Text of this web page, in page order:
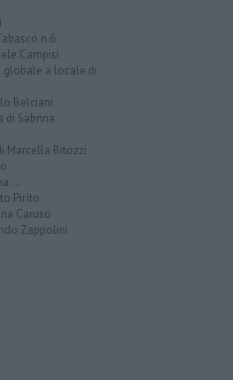
n.6
Campisi
globale a locale di
Belciani
di Sabrina
Marcella Bitozzi
...
Pirìto
Caruso
Zappolini